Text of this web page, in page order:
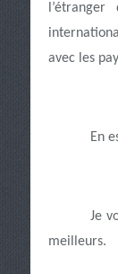
avec les
En
Je
meilleurs.